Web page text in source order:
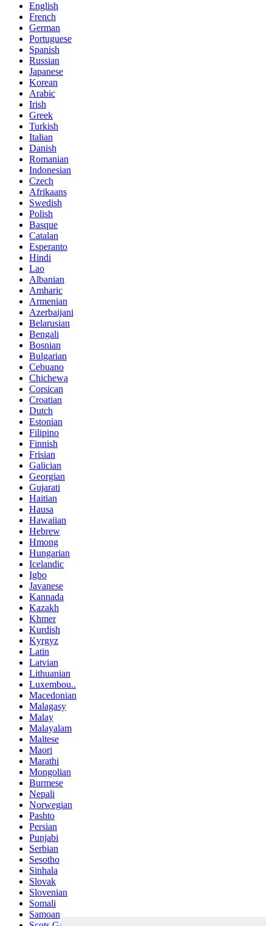
English
French
German
Portuguese
Spanish
Russian
Japanese
Korean
Arabic
Irish
Greek
Turkish
Italian
Danish
Romanian
Indonesian
Czech
Afrikaans
Swedish
Polish
Basque
Catalan
Esperanto
Hindi
Lao
Albanian
Amharic
Armenian
Azerbaijani
Belarusian
Bengali
Bosnian
Bulgarian
Cebuano
Chichewa
Corsican
Croatian
Dutch
Estonian
Filipino
Finnish
Frisian
Galician
Georgian
Gujarati
Haitian
Hausa
Hawaiian
Hebrew
Hmong
Hungarian
Icelandic
Igbo
Javanese
Kannada
Kazakh
Khmer
Kurdish
Kyrgyz
Latin
Latvian
Lithuanian
Luxembou..
Macedonian
Malagasy
Malay
Malayalam
Maltese
Maori
Marathi
Mongolian
Burmese
Nepali
Norwegian
Pashto
Persian
Punjabi
Serbian
Sesotho
Sinhala
Slovak
Slovenian
Somali
Samoan